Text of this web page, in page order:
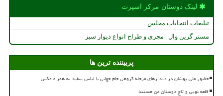
لینک دوستان مركز اسپرت
تبلیغات انتخابات مجلس
مستر گرین وال | مجری و طراح انواع دیوار سبز
پربیننده ترین ها
حضور ملی پوشان در دیدارهای مرحله گروهی جام جهانی با لباس سفید به همراه عکس
قلعه نویی و تاج دوستان من هستند